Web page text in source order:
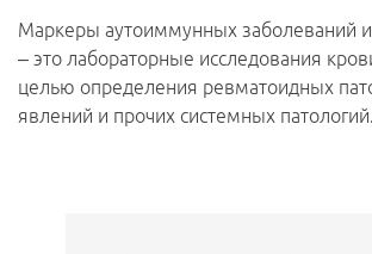
Маркеры аутоиммунных заболеваний
– это лабораторные исследования
целью определения ревматоидных
явлений и прочих системных патологий.